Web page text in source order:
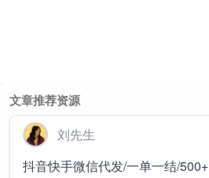
文章推荐资源
刘先生
抖音快手微信代发/一单一结/500+